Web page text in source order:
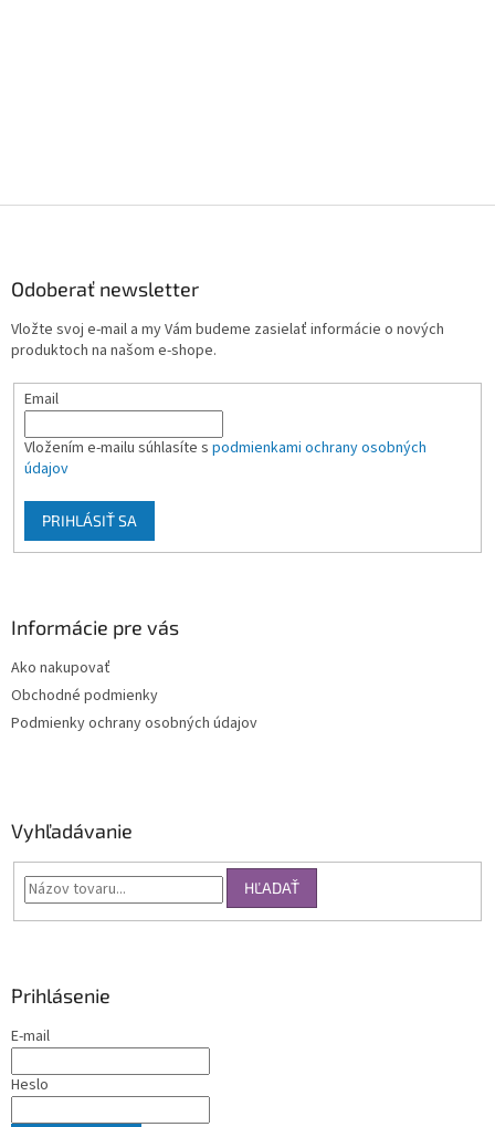
Odoberať newsletter
Vložte svoj e-mail a my Vám budeme zasielať informácie o nových
produktoch na našom e-shope.
Email
Vložením e-mailu súhlasíte s podmienkami ochrany osobných
údajov
PRIHLÁSIŤ SA
Informácie pre vás
Ako nakupovať
Obchodné podmienky
Podmienky ochrany osobných údajov
Vyhľadávanie
HĽADAŤ
Prihlásenie
E-mail
Heslo